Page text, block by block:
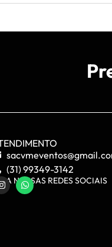
(31) 99349-3142
NOSSAS REDES SOCIAIS